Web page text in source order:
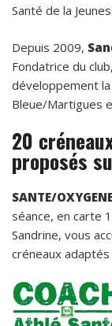
Santé de la
Depuis 2009,
Fondatrice du
développement
Bleue/Martigues
20
proposés
SANTE/
séance, en carte
Sandrine, vous
créneaux